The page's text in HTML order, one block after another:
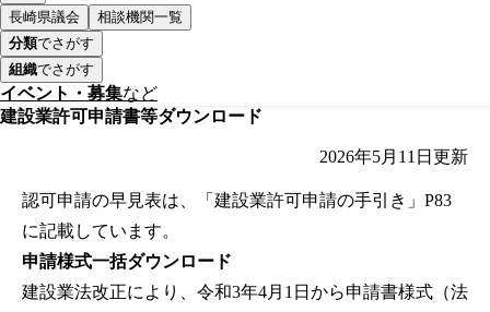
長崎県議会
相談機関一覧
分類でさがす
組織でさがす
イベント・募集など
建設業許可申請書等ダウンロード
2026年5月11日 更新
認可申請の早見表は、「建設業許可申請の手引き」P83
に記載しています。
申請様式一括ダウンロード
建設業法改正により、令和3年4月1日から申請書様式（法